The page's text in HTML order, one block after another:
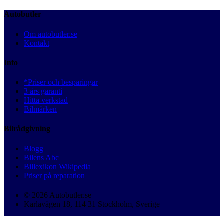
Autobutler
Om autobutler.se
Kontakt
Info
*Priser och besparingar
3 års garanti
Hitta verkstad
Bilmärken
Bilrådgivning
Blogg
Bilens Abc
Billexikon Wikipedia
Priser på reparation
© 2026 Autobutler.se
Karlavägen 18, 114 31 Stockholm, Sverige